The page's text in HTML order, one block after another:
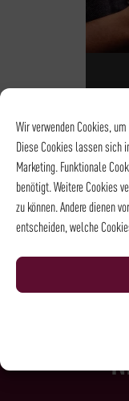
Wir verwenden Cookies,
Diese Cookies lassen sich
Marketing. Funktionale
benötigt. Weitere Cookies
zu können. Andere dienen
entscheiden, welche